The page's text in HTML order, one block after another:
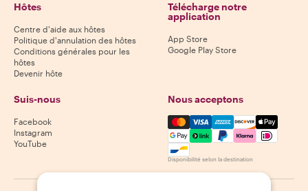
Hôtes
Centre d'aide aux hôtes
Politique d'annulation des hôtes
Conditions générales pour les
hôtes
Devenir hôte
Télécharge notre
application
App Store
Google Play Store
Suis-nous
Facebook
Instagram
YouTube
Nous acceptons
Mastercard, Visa, Amex,
Disponibilité selon la destination